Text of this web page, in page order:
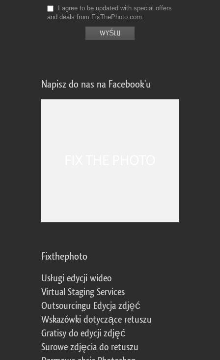
I agree to be updated with special offers
and deals from FixThePhoto.com
Napisz do nas na Facebook'u
Fixthephoto
Usługi edycji wideo
Virtual Staging Services
Outsourcingu Edycja zdjęć
Wskazówki dotyczące retuszu
Gratisy do edycji zdjęć
Surowe zdjęcia do retuszu